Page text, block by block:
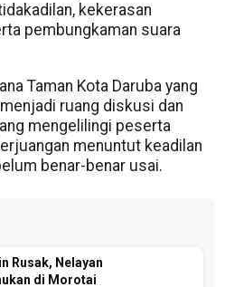
kekerasan
pembungkaman suara
Taman Kota Daruba yang
ruang diskusi dan
mengelilingi peserta
menuntut keadilan
benar-benar usai.
Rusak, Nelayan
di Morotai